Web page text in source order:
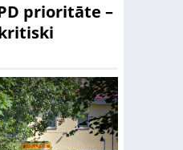
prioritāte –